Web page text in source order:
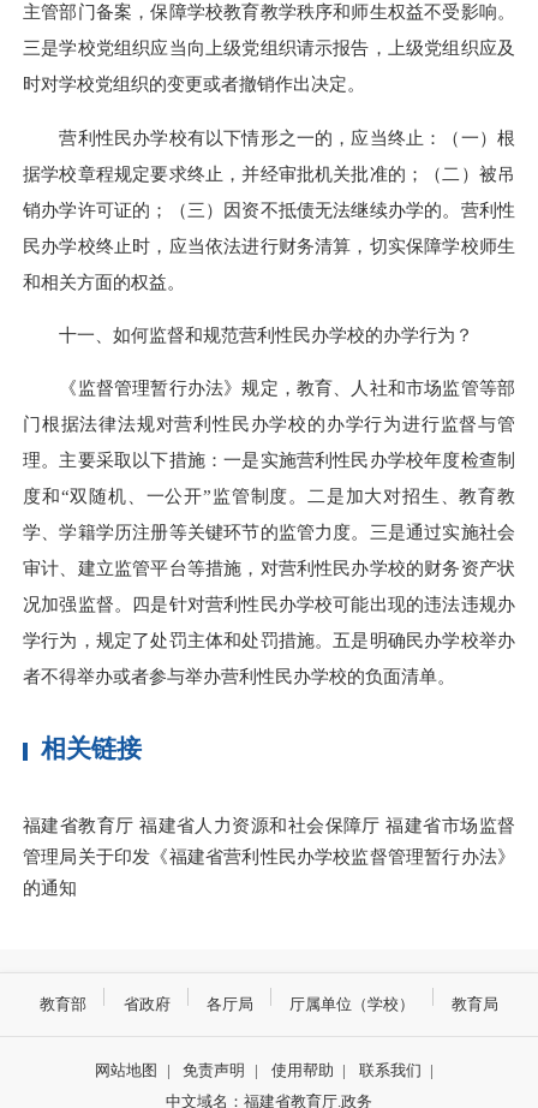
主管部门备案，保障学校教育教学秩序和师生权益不受影响。
三是学校党组织应当向上级党组织请示报告，上级党组织应及
时对学校党组织的变更或者撤销作出决定。
营利性民办学校有以下情形之一的，应当终止：（一）根
据学校章程规定要求终止，并经审批机关批准的；（二）被吊
销办学许可证的；（三）因资不抵债无法继续办学的。营利性
民办学校终止时，应当依法进行财务清算，切实保障学校师生
和相关方面的权益。
十一、如何监督和规范营利性民办学校的办学行为？
《监督管理暂行办法》规定，教育、人社和市场监管等部
门根据法律法规对营利性民办学校的办学行为进行监督与管
理。主要采取以下措施：一是实施营利性民办学校年度检查制
度和“双随机、一公开”监管制度。二是加大对招生、教育教
学、学籍学历注册等关键环节的监管力度。三是通过实施社会
审计、建立监管平台等措施，对营利性民办学校的财务资产状
况加强监督。四是针对营利性民办学校可能出现的违法违规办
学行为，规定了处罚主体和处罚措施。五是明确民办学校举办
者不得举办或者参与举办营利性民办学校的负面清单。
相关链接
福建省教育厅 福建省人力资源和社会保障厅 福建省市场监督
管理局关于印发《福建省营利性民办学校监督管理暂行办法》
的通知
教育部 省政府 各厅局 厅属单位（学校） 教育局
网站地图 | 免责声明 | 使用帮助 | 联系我们 |
中文域名：福建省教育厅.政务